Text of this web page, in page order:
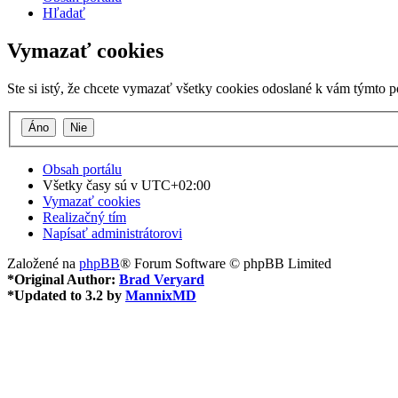
Hľadať
Vymazať cookies
Ste si istý, že chcete vymazať všetky cookies odoslané k vám týmto
Obsah portálu
Všetky časy sú v UTC+02:00
Vymazať cookies
Realizačný tím
Napísať administrátorovi
Založené na phpBB® Forum Software © phpBB Limited
*Original Author: Brad Veryard
*Updated to 3.2 by MannixMD